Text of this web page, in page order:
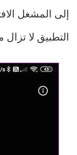
إلى المشغل
التطبيق لا تزال